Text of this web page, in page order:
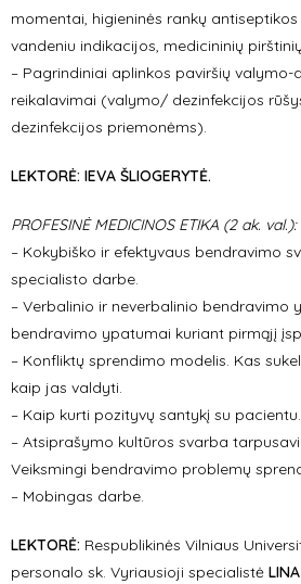
momentai, higieninės rankų
vandeniu indikacijos, medicininių
– Pagrindiniai aplinkos paviršių valymo-
reikalavimai (valymo/ dezinfekcijos
dezinfekcijos priemonėms).
LEKTORĖ: IEVA ŠLIOGERYTĖ.
PROFESINĖ MEDICINOS ETIKA (2 ak. val.):
– Kokybiško ir efektyvaus bendravimo
specialisto darbe.
– Verbalinio ir neverbalinio bendravimo
bendravimo ypatumai kuriant pirmąjį
– Konfliktų sprendimo modelis. Kas
kaip jas valdyti.
– Kaip kurti pozityvų santykį su pacientu.
– Atsiprašymo kultūros svarba
Veiksmingi bendravimo problemų
– Mobingas darbe.
LEKTORĖ: Respublikinės Vilniaus
personalo sk. Vyriausioji specialistė